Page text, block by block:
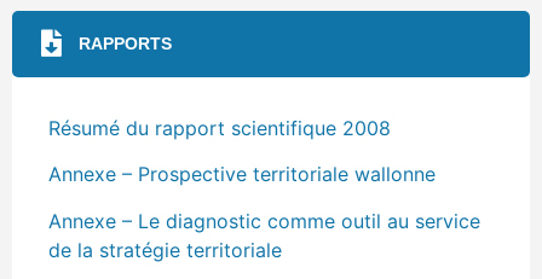
RAPPORTS
Résumé du rapport scientifique 2008
Annexe – Prospective territoriale wallonne
Annexe – Le diagnostic comme outil au service
de la stratégie territoriale